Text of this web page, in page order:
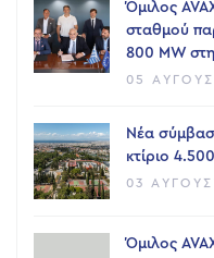
Όμιλος
σταθμού
800 ΜW
05
Νέα
κτίριο
03
Όμιλος